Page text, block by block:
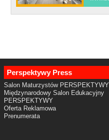
Perspektywy Press
Salon Maturzystów PERSPEKTYWY
Międzynarodowy Salon Edukacyjny
PERSPEKTYWY
Oferta Reklamowa
Prenumerata